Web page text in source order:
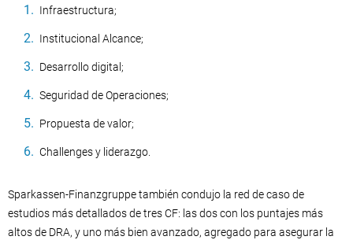
Infraestructura;
Institucional Alcance;
Desarrollo digital;
Seguridad de Operaciones;
Propuesta de valor;
Challenges y liderazgo.
Sparkassen-Finanzgruppe también condujo la red de caso de
estudios más detallados de tres CF: las dos con los puntajes más
altos de DRA, y uno más bien avanzado, agregado para asegurar la